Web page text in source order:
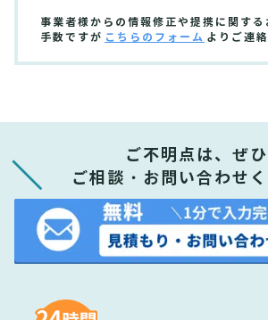
事業者様からの情報修正や提携に関す
手数ですが こちらのフォーム よりご連
ご不明点は、ぜひ
ご相談・お問い合わせ